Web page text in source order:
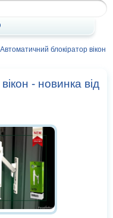
Автоматичний блокіратор вікон
- новинка від